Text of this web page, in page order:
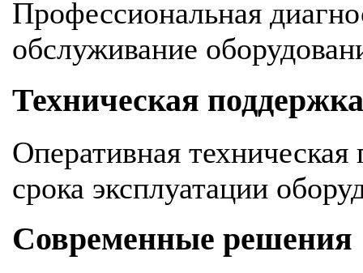
Профессиональная
обслуживание
Техническая поддержка
Оперативная техническая
срока эксплуатации
Современные решения